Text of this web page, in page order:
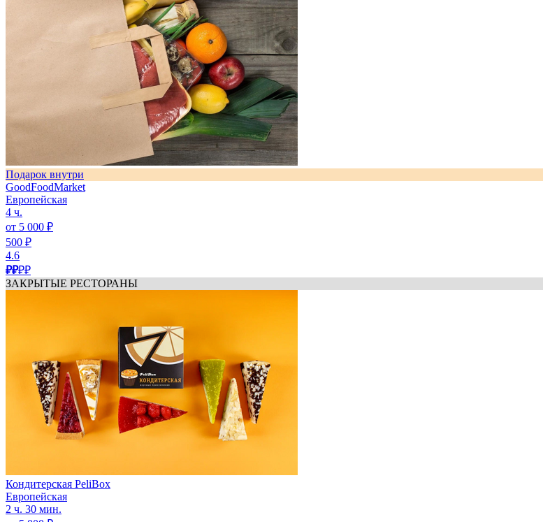
Подарок внутри
GoodFoodMarket
Европейская
4 ч.
от 5 000 ₽
500 ₽
4.6
₽₽₽₽
ЗАКРЫТЫЕ РЕСТОРАНЫ
Кондитерская PeliBox
Европейская
2 ч. 30 мин.